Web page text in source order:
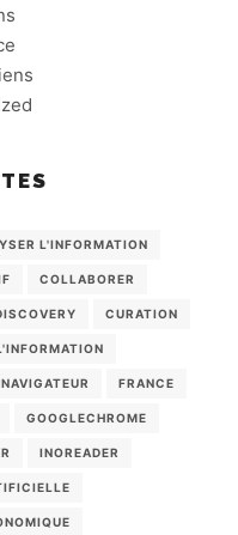
L'INFORMATION
COLLABORER
CURATION
FRANCE
GOOGLECHROME
INOREADER